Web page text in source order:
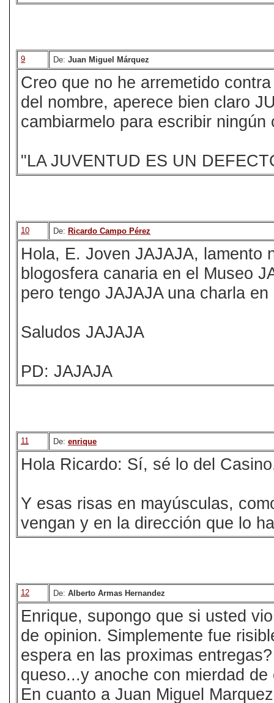
9 De: Juan Miguel Márquez
Creo que no he arremetido
del nombre, aperece bien claro
cambiarmelo para escribir ningún
"LA JUVENTUD ES UN
10 De: Ricardo Campo Pérez
Hola, E. Joven JAJAJA, lamento
blogosfera canaria en el Museo
pero tengo JAJAJA una charla
Saludos JAJAJA
PD: JAJAJA
11 De: enrique
Hola Ricardo: Sí, sé lo del
Y esas risas en mayúsculas,
vengan y en la dirección que lo
12 De: Alberto Armas Hernandez
Enrique, supongo que si usted
de opinion. Simplemente fue
espera en las proximas
queso...y anoche con mierdad de
En cuanto a Juan Miguel